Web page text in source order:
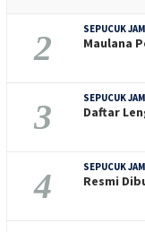
2 SEPUCUK
Maulana
3 SEPUCUK
Daftar
4 SEPUCUK
Resmi